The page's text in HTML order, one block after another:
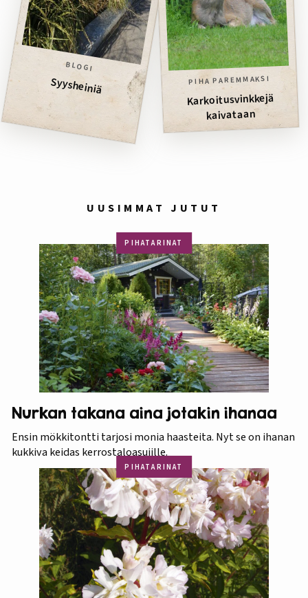
BLOGI
Syysheiniä PIHA PAREMMAKSI
Karkoitusvinkkejä
kaivataan
UUSIMMAT JUTUT
PIHATARINAT
Nurkan takana aina jotakin ihanaa
Ensin mökkitontti tarjosi monia haasteita. Nyt se on ihanan
kukkiva keidas kerrostaloasujille.
PIHATARINAT